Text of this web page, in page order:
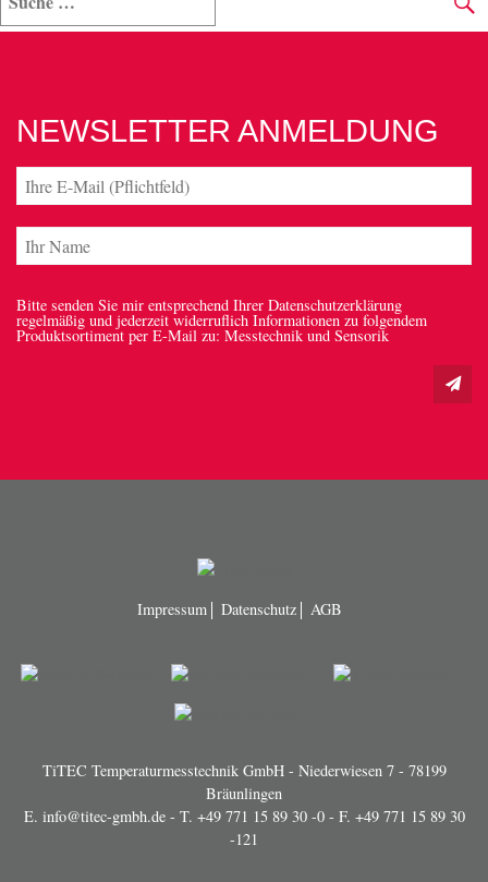
NEWSLETTER ANMELDUNG
Bitte senden Sie mir entsprechend Ihrer Datenschutzerklärung
regelmäßig und jederzeit widerruflich Informationen zu folgendem
Produktsortiment per E-Mail zu: Messtechnik und Sensorik
Impressum Datenschutz AGB
TiTEC Temperaturmesstechnik GmbH - Niederwiesen 7 - 78199
Bräunlingen
E. info@titec-gmbh.de- T. +49 771 15 89 30 -0- F. +49 771 15 89 30
-121